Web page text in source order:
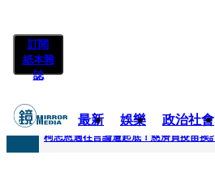
訂閱
紙本雜
誌
最新 娛樂 政治社會
快訊